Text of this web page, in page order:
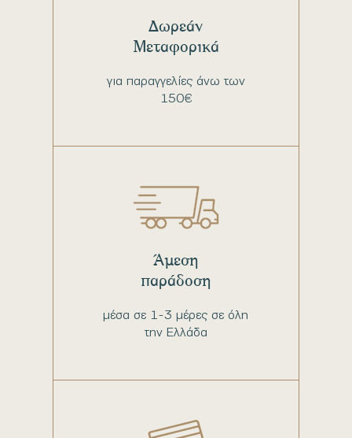
για παραγγελίες άνω των
150€
Δωρεάν
Μεταφορικά
μέσα σε 1-3 μέρες σε όλη
την Ελλάδα
Άμεση
παράδοση